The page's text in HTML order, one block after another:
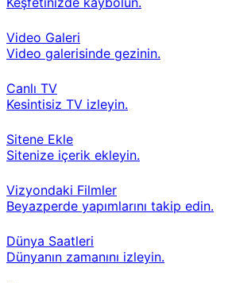
Video Galeri
Video galerisinde gezinin.
Canlı TV
Kesintisiz TV izleyin.
Sitene Ekle
Sitenize içerik ekleyin.
Vizyondaki Filmler
Beyazperde yapımlarını takip edin.
Dünya Saatleri
Dünyanın zamanını izleyin.